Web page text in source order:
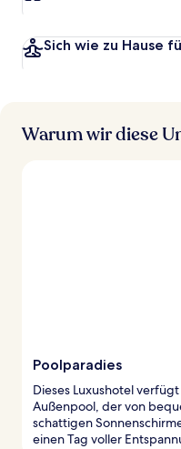
Sich wie zu Hause
Warum wir diese
Poolparadies
Dieses Luxushotel
Außenpool, der von
schattigen
einen Tag voller